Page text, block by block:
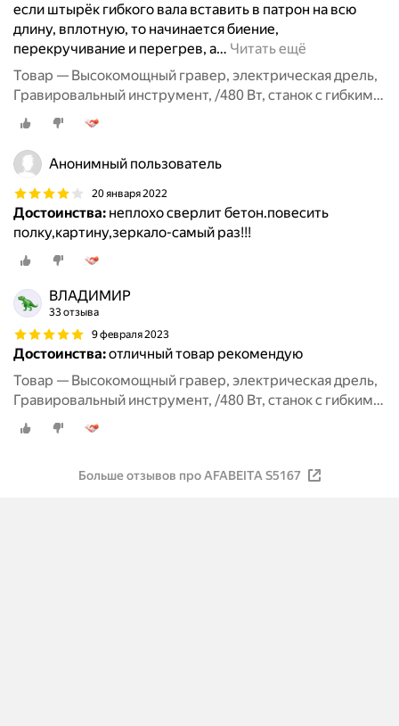
если штырёк гибкого вала вставить в патрон на всю
длину, вплотную, то начинается биение,
перекручивание и перегрев, а… Читать ещё
Товар — Высокомощный гравер, электрическая дрель,
Гравировальный инструмент, /480 Вт, станок с гибким
валом, 6 позиций, переменная скорость
Анонимный пользователь
20 января 2022
Достоинства: неплохо сверлит бетон.повесить
полку,картину,зеркало-самый раз!!!
ВЛАДИМИР
33 отзыва
9 февраля 2023
Достоинства:отличный товар рекомендую
Товар — Высокомощный гравер, электрическая дрель,
Гравировальный инструмент, /480 Вт, станок с гибким
валом, 6 позиций, переменная скорость
Больше отзывов про AFABEITA S5167